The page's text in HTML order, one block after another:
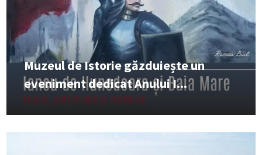
Muzeul de Istorie găzduiește un
eveniment dedicat Anului I...